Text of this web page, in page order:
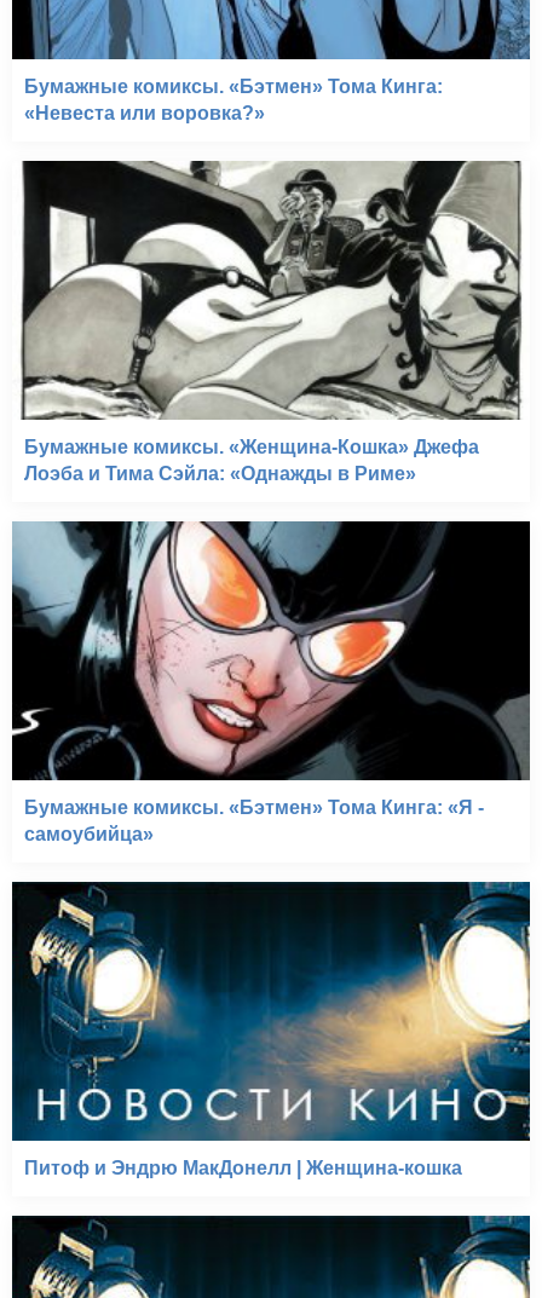
Бумажные комиксы. «Бэтмен» Тома Кинга:
«Невеста или воровка?»
Бумажные комиксы. «Женщина-Кошка» Джефа
Лоэба и Тима Сэйла: «Однажды в Риме»
Бумажные комиксы. «Бэтмен» Тома Кинга: «Я -
самоубийца»
Питоф и Эндрю МакДонелл | Женщина-кошка